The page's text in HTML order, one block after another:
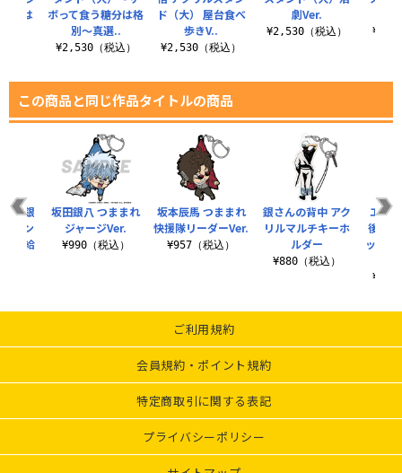
ド（大） 屋台食べ
歩きV..
¥2,530（税込）
劇Ver.
¥2,530（税込）
度は
ボって食う糖分は格
別～真選..
¥2,530（税込）
この商品と同じ作品タイトルの商品
坂本辰馬 つままれ
快援隊リーダーVer.
¥957（税込）
銀さんの背中 アク
リルマルチキーホ
ルダー
¥880（税込）
エリ
後ろ
ッグ
田銀
タン
補給
坂田銀八 つままれ
ジャージVer.
¥990（税込）
ご利用規約
会員規約・ポイント規約
特定商取引に関する表記
プライバシーポリシー